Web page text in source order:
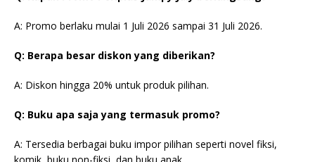
A: Promo berlaku mulai 1 Juli 2026 sampai 31 Juli 2026.
Q: Berapa besar diskon yang diberikan?
A: Diskon hingga 20% untuk produk pilihan.
Q: Buku apa saja yang termasuk promo?
A: Tersedia berbagai buku impor pilihan seperti novel fiksi,